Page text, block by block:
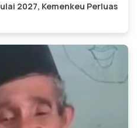
2027, Kemenkeu Perluas